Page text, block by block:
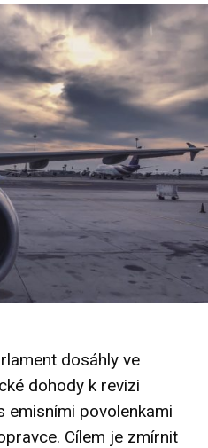
dosáhly ve
dohody k revizi
emisními povolenkami
Cílem je zmírnit